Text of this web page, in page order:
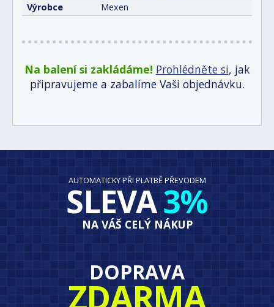
Výrobce
Mexen
Na balení si zakládáme! Prohlédněte si, jak
připravujeme a zabalíme Vaši objednávku.
AUTOMATICKY PŘI PLATBĚ PŘEVODEM
SLEVA3%
NA VÁŠ CELÝ NÁKUP
DOPRAVA
ZDARMA